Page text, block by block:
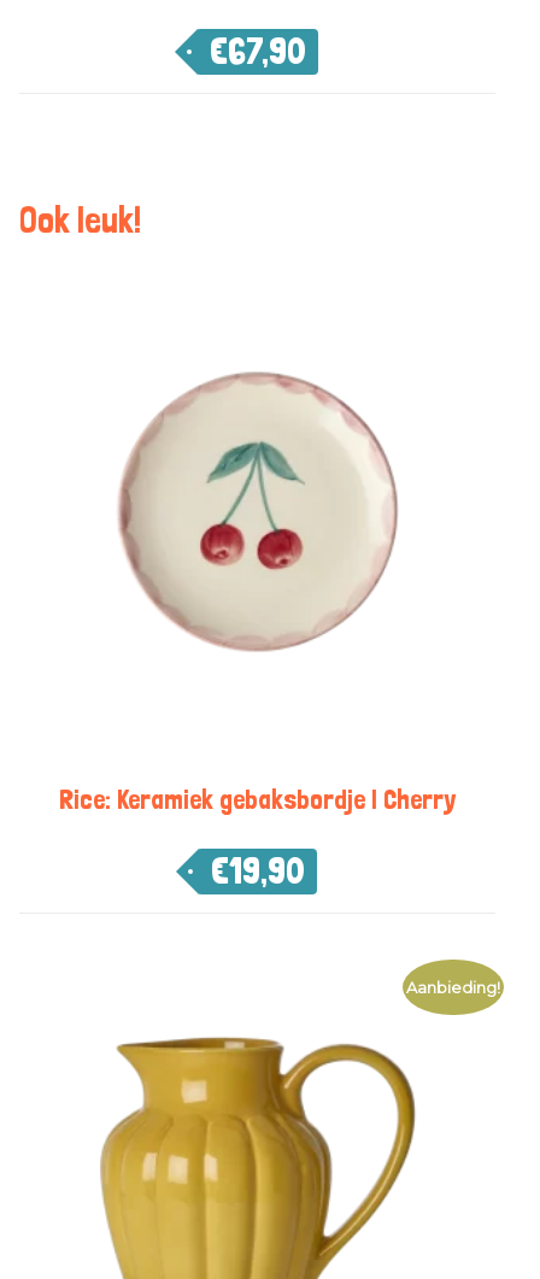
€67,90
Ook leuk!
Rice: Keramiek gebaksbordje | Cherry
€19,90
Aanbieding!